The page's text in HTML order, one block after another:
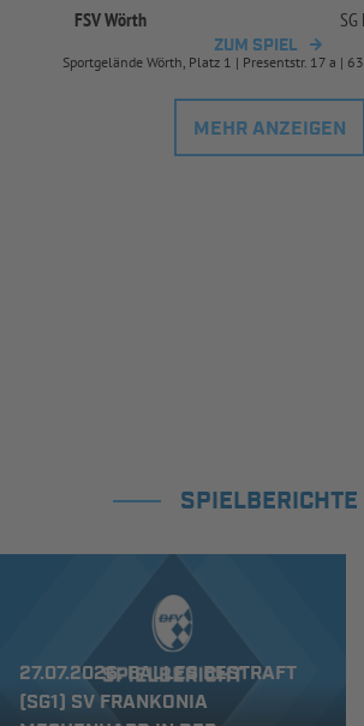
FSV Wörth
ZUM SPIEL
Sportgelände Wörth, Platz 1 | Presentstr. 17 a |
MEHR ANZEIGEN
SPIELBERICHTE
27.07.2026: BALLES BESTRAFT
(SG1) SV FRANKONIA